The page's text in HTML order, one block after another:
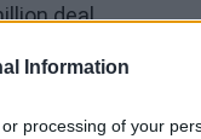
Information
processing of your
deal,
year is 50